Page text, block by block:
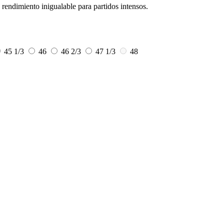
inigualable para partidos intensos.
45 1/3 46 46 2/3 47 1/3
48